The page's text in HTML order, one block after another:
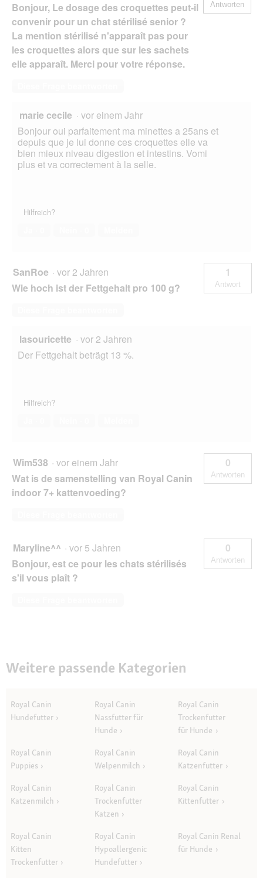
Bonjour, Le dosage des croquettes peut-il
convenir pour un chat stérilisé senior ?
La mention stérilisé n'apparaît pas pour
les croquettes alors que sur les sachets
elle apparaît. Merci pour votre réponse.
Antworten
marie cecile · vor einem Jahr
Bonjour oui parfaitement ma minettes a 25ans et
depuis que je lui donne ces croquettes elle va
bien mieux niveau digestion et intestins. Vomi
plus et va correctement à la selle.
Hilfreich?
SanRoe · vor 2 Jahren
Wie hoch ist der Fettgehalt pro 100 g?
1
Antwort
lasouricette · vor 2 Jahren
Der Fettgehalt beträgt 13 %.
Hilfreich?
Wim538 · vor einem Jahr
Wat is de samenstelling van Royal Canin
indoor 7+ kattenvoeding?
0
Antworten
Maryline^^ · vor 5 Jahren
Bonjour, est ce pour les chats stérilisés
s'il vous plaît ?
0
Antworten
Weitere passende Kategorien
Royal Canin
Hundefutter
Royal Canin
Nassfutter für
Hunde
Royal Canin
Trockenfutter
für Hunde
Royal Canin
Puppies
Royal Canin
Welpenmilch
Royal Canin
Katzenfutter
Royal Canin
Katzenmilch
Royal Canin
Trockenfutter
Katzen
Royal Canin
Kittenfutter
Royal Canin
Kitten
Trockenfutter
Royal Canin
Hypoallergenic
Hundefutter
Royal Canin Renal
für Hunde